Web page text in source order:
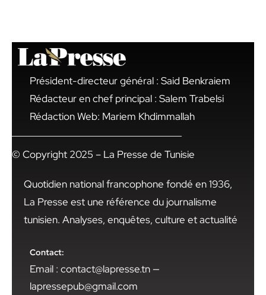
Président-directeur général : Said Benkraiem
Rédacteur en chef principal : Salem Trabelsi
Rédaction Web: Mariem Khdimmallah
© Copyright 2025 – La Presse de Tunisie
Quotidien national francophone fondé en 1936,
La Presse est une référence du journalisme
tunisien. Analyses, enquêtes, culture et actualité
Contact:
Email : contact@lapresse.tn —
lapressepub@gmail.com